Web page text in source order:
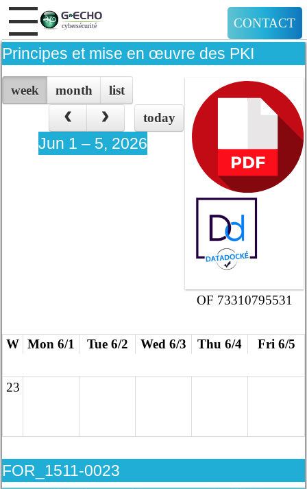
CONTACT
Principes et mise en œuvre des PKI
OF 73310795531
week month
list
today
Jun 1 – 5, 2026
W Mon 6/1 Tue 6/2 Wed 6/3 Thu 6/4 Fri 6/5
23
FOR_1511-0023